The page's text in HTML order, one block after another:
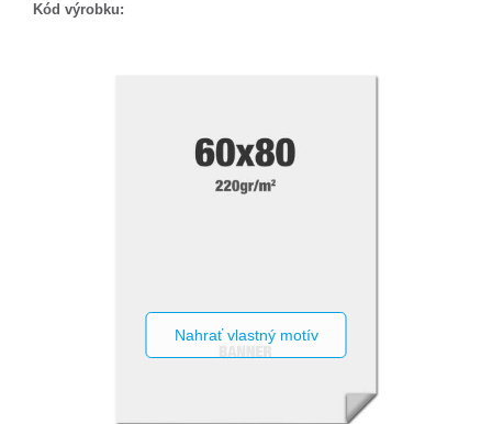
Kód výrobku:
Nahrať vlastný motív